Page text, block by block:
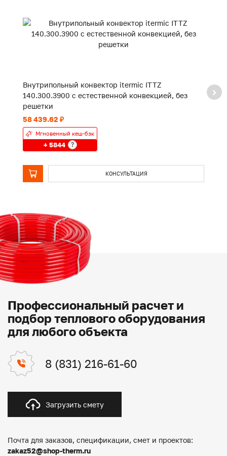
Внутрипольный конвектор itermic ITTZ
140.300.3900 с естественной конвекцией, без
решетки
58 439.62 ₽
Мгновенный кеш-бэк
+ 5844 ?
КОНСУЛЬТАЦИЯ
Профессиональный расчет и
подбор теплового оборудования
для любого объекта
8 (831) 216-61-60
Загрузить смету
Почта для заказов, спецификации, смет и проектов:
zakaz52@shop-therm.ru